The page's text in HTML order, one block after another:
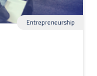
Entrepreneurship